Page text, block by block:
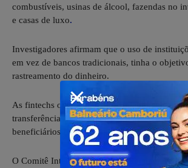
combustíveis, usinas de álcool, fazendas no
e casas de luxo.
Investigadores afirmam que o uso de
em vez de bancos tradicionais, tinha o
rastreamento do dinheiro.
As fintechs operavam com contabilidade
transferências entre empresas e pessoas
beneficiários finais fossem identificados.
O Comitê Interinstitucional de Recuperação